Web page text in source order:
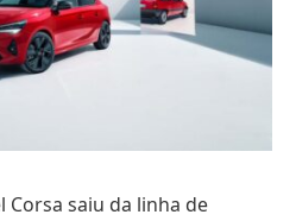
saiu da linha de